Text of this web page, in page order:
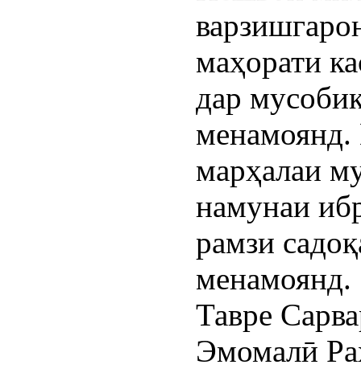
маҳорати
дар
менамоянд.
марҳалаи
намунаи
рамзи
менамоянд.
Тавре
Эмомалӣ